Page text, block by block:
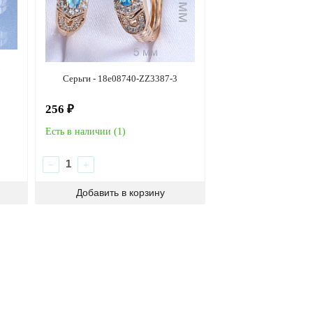
Серьги - 18e08740-ZZ3387-3
256 ₽
Есть в наличии (1)
− +